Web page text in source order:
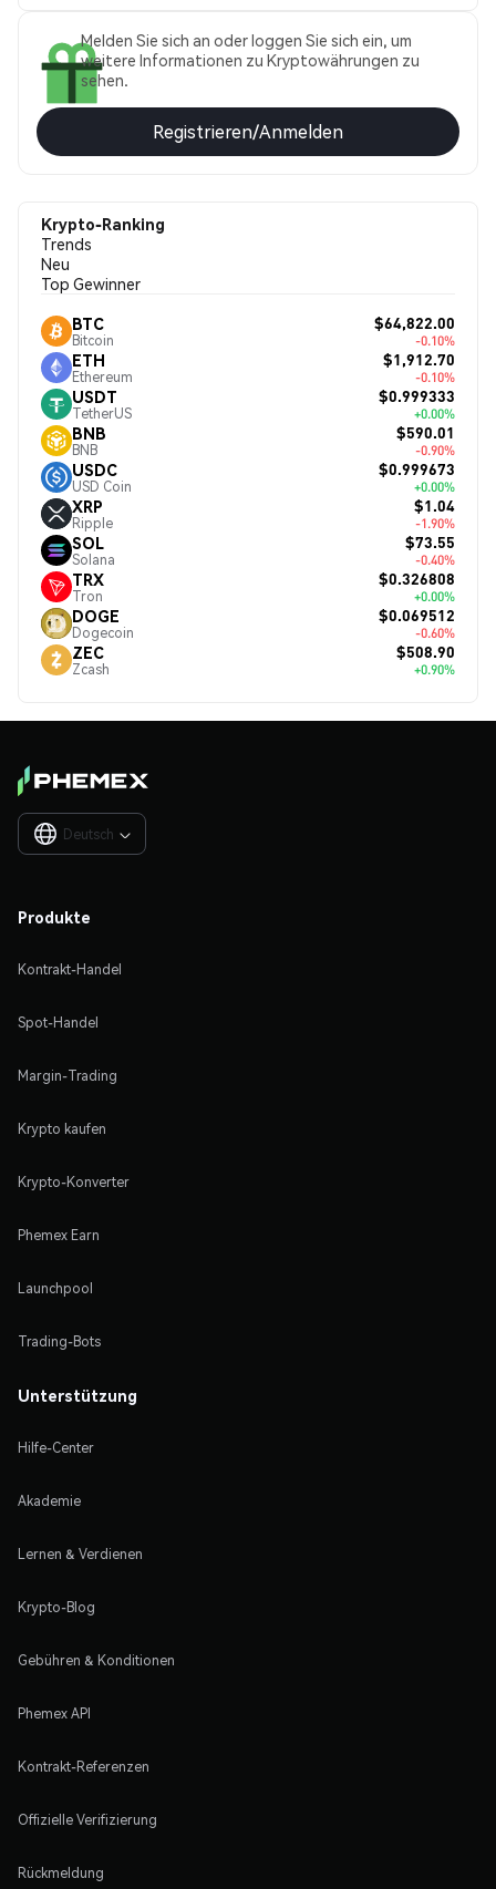
Melden Sie sich an oder loggen Sie sich ein, um
weitere Informationen zu Kryptowährungen zu
sehen.
Registrieren/Anmelden
Krypto-Ranking
Trends
Neu
Top Gewinner
BTC
Bitcoin
$64,822.00
-0.10%
ETH
Ethereum
$1,912.70
-0.10%
USDT
TetherUS
$0.999333
+0.00%
BNB
BNB
$590.01
-0.90%
USDC
USD Coin
$0.999673
+0.00%
XRP
Ripple
$1.04
-1.90%
SOL
Solana
$73.55
-0.40%
TRX
Tron
$0.326808
+0.00%
DOGE
Dogecoin
$0.069512
-0.60%
ZEC
Zcash
$508.90
+0.90%
Deutsch 
Produkte
Kontrakt-Handel
Spot-Handel
Margin-Trading
Krypto kaufen
Krypto-Konverter
Phemex Earn
Launchpool
Trading-Bots
Unterstützung
Hilfe-Center
Akademie
Lernen & Verdienen
Krypto-Blog
Gebühren & Konditionen
Phemex API
Kontrakt-Referenzen
Offizielle Verifizierung
Rückmeldung